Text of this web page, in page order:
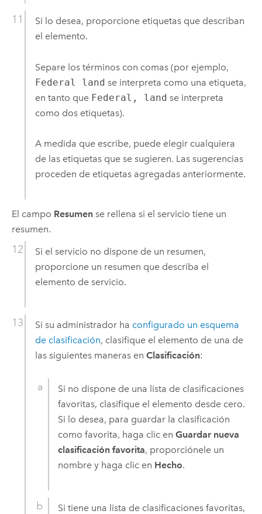
Si lo desea, proporcione etiquetas que describan
el elemento.
Separe los términos con comas (por ejemplo,
Federal land se interpreta como una etiqueta,
en tanto que Federal, land se interpreta
como dos etiquetas).
A medida que escribe, puede elegir cualquiera
de las etiquetas que se sugieren. Las sugerencias
proceden de etiquetas agregadas anteriormente.
El campo Resumense rellena si el servicio tiene un
resumen.
Si el servicio no dispone de un resumen,
proporcione un resumen que describa el
elemento de servicio.
Si su administrador ha configurado un esquema
de clasificación, clasifique el elemento de una de
las siguientes maneras en Clasificación:
Si no dispone de una lista de clasificaciones
favoritas, clasifique el elemento desde cero.
Si lo desea, para guardar la clasificación
como favorita, haga clic enGuardar nueva
clasificación favorita, proporciónele un
nombre y haga clic en Hecho.
Si tiene una lista de clasificaciones favoritas,